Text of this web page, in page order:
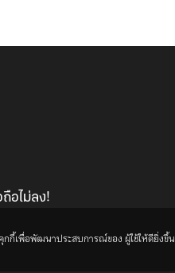
อไม่ลง!
กี้เพื่อพัฒนาประสบการณ์ของ ผู้ใช้ให้ดียิ่งขึ้น